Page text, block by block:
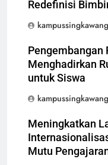
Redefinisi
kampussingkawang
Pengembangan
Menghadirkan
untuk Siswa
kampussingkawang
Meningkatkan
Mutu